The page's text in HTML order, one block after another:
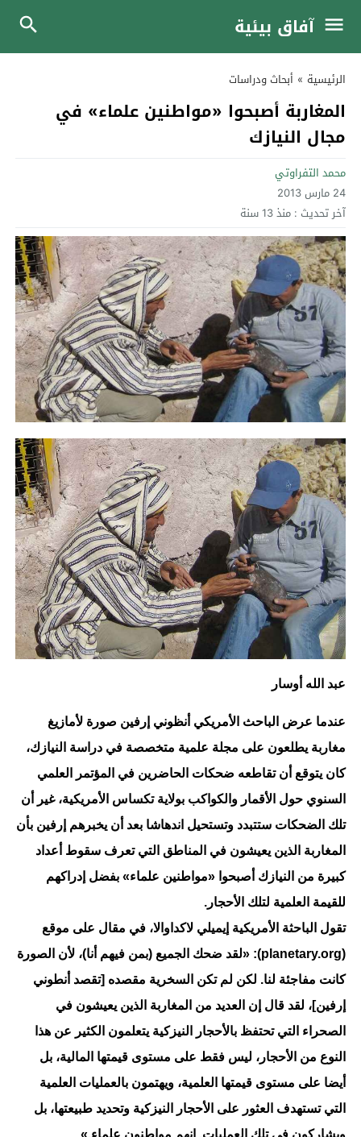
آفاق بيئية
الرئيسية » أبحاث ودراسات
المغاربة أصبحوا «مواطنين علماء» في
مجال النيازك
محمد التفراوتي
24 مارس 2013
آخر تحديث : منذ 13 سنة
عبد الله أوسار
عندما عرض الباحث الأمريكي أنظوني إرفين صورة لأمازيغ
مغاربة يطلعون على مجلة علمية متخصصة في دراسة النيازك،
كان يتوقع أن تقاطعه ضحكات الحاضرين في المؤتمر العلمي
السنوي حول الأقمار والكواكب بولاية تكساس الأمريكية، غير أن
تلك الضحكات ستتبدد وتستحيل اندهاشا بعد أن يخبرهم إرفين بأن
المغاربة الذين يعيشون في المناطق التي تعرف سقوط أعداد
كبيرة من النيازك أصبحوا «مواطنين علماء» بفضل إدراكهم
للقيمة العلمية لتلك الأحجار.
تقول الباحثة الأمريكية إيميلي لاكداوالا، في مقال على موقع
(planetary.org): «لقد ضحك الجميع (بمن فيهم أنا)، لأن الصورة
كانت مفاجئة لنا. لكن لم تكن السخرية مقصده [تقصد أنطوني
إرفين]، لقد قال إن العديد من المغاربة الذين يعيشون في
الصحراء التي تحتفظ بالأحجار النيزكية يتعلمون الكثير عن هذا
النوع من الأحجار، ليس فقط على مستوى قيمتها المالية، بل
أيضا على مستوى قيمتها العلمية، ويهتمون بالعمليات العلمية
التي تستهدف العثور على الأحجار النيزكية وتحديد طبيعتها، بل
ويشاركون في تلك العمليات. إنهم مواطنون علماء.»